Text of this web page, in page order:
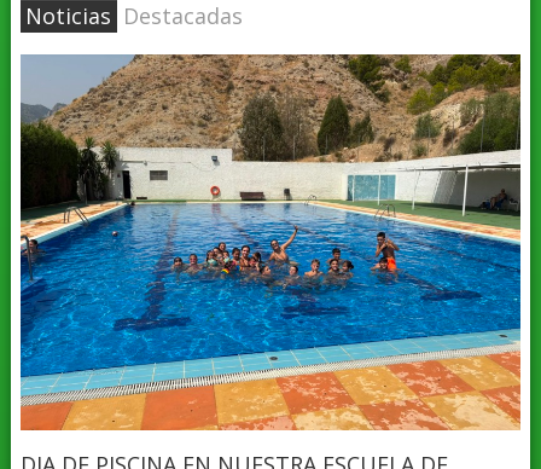
Noticias Destacadas